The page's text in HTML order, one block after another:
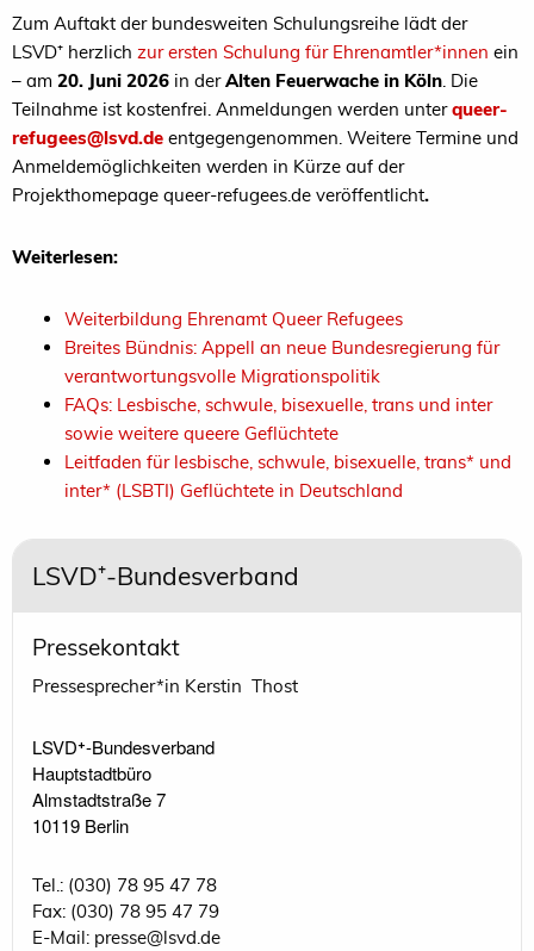
Zum Auftakt der bundesweiten Schulungsreihe lädt der
LSVD⁺ herzlich zur ersten Schulung für Ehrenamtler*innen ein
– am 20. Juni 2026 in derAlten Feuerwache in Köln. Die
Teilnahme ist kostenfrei. Anmeldungen werden unterqueer-
refugees@lsvd.de entgegengenommen. Weitere Termine und
Anmeldemöglichkeiten werden in Kürze auf der
Projekthomepage queer-refugees.de veröffentlicht.
Weiterlesen:
Weiterbildung Ehrenamt Queer Refugees
Breites Bündnis: Appell an neue Bundesregierung für
verantwortungsvolle Migrationspolitik
FAQs: Lesbische, schwule, bisexuelle, trans und inter
sowie weitere queere Geflüchtete
Leitfaden für lesbische, schwule, bisexuelle, trans* und
inter* (LSBTI) Geflüchtete in Deutschland
LSVD⁺-Bundesverband
Pressekontakt
Pressesprecher*in Kerstin Thost
LSVD⁺-Bundesverband
Hauptstadtbüro
Almstadtstraße 7
10119 Berlin
Tel.: (030) 78 95 47 78
Fax: (030) 78 95 47 79
E-Mail: presse@lsvd.de